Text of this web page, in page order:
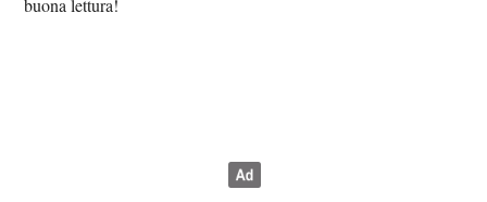
buona lettura!